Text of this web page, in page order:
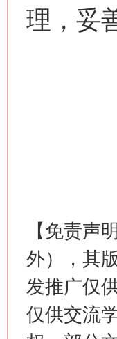
理，妥
【免责声
外），其
发推广仅
仅供交流